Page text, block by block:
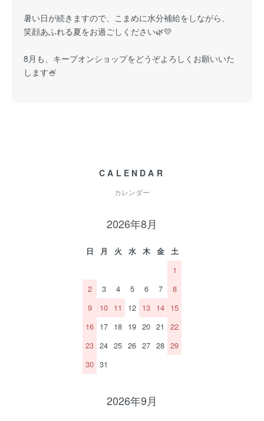
暑い日が続きますので、こまめに水分補給をしながら、
笑顔あふれる夏をお過ごしください🌿💛
8月も、キープオンショップをどうぞよろしくお願いいた
します🍧
CALENDAR
カレンダー
2026年8月
日 月 火 水 木 金
土
1
2
3 4 5 6 7
8
9
10 11 12 13 14 15
16 17 18 19 20 21
22
23 24 25 26 27 28 29
30 31
2026年9月